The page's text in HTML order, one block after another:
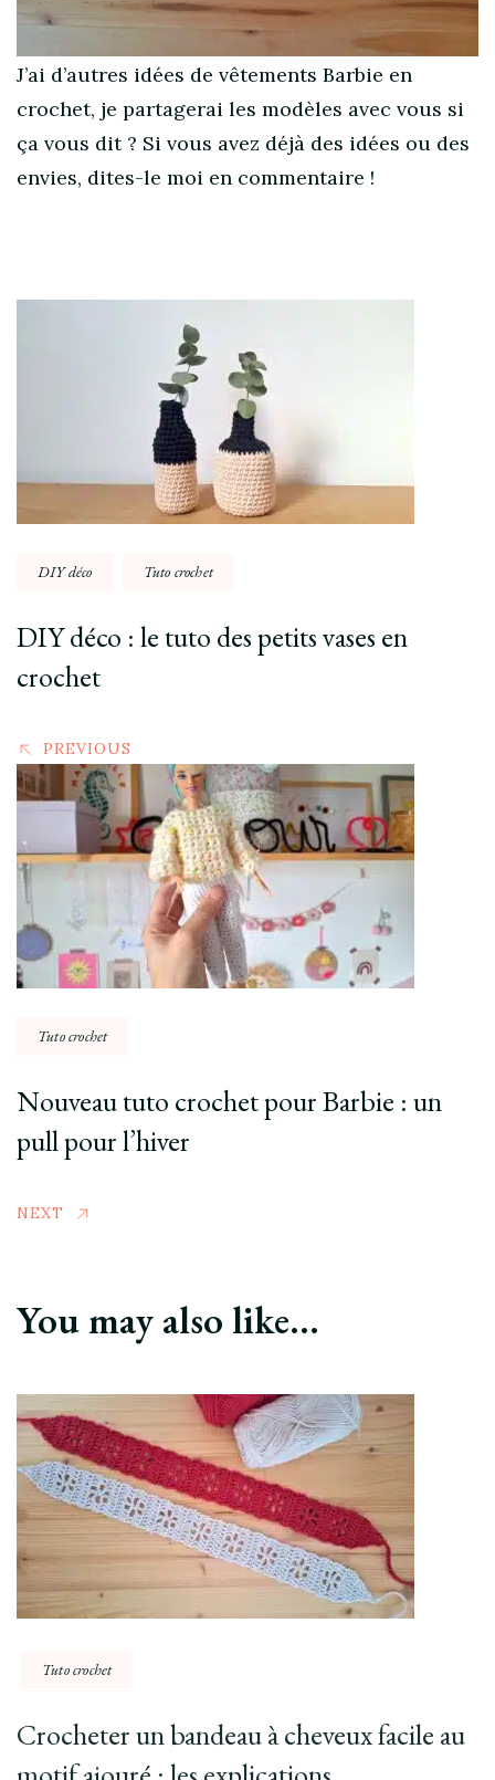
J’ai d’autres idées de vêtements Barbie en
crochet, je partagerai les modèles avec vous si
ça vous dit ? Si vous avez déjà des idées ou des
envies, dites-le moi en commentaire !
Navigation
DIY déco Tuto crochet
DIY déco : le tuto des petits vases en
crochet
PREVIOUS
Tuto crochet
Nouveau tuto crochet pour Barbie : un
pull pour l’hiver
NEXT
You may also like...
Tuto crochet
Crocheter un bandeau à cheveux facile au